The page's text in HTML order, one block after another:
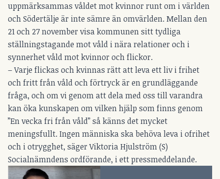
uppmärksammas våldet mot kvinnor runt om i världen
och Södertälje är inte sämre än omvärlden. Mellan den
21 och 27 november visa kommunen sitt tydliga
ställningstagande mot våld i nära relationer och i
synnerhet våld mot kvinnor och flickor.
– Varje flickas och kvinnas rätt att leva ett liv i frihet
och fritt från våld och förtryck är en grundläggande
fråga, och om vi genom att dela med oss till varandra
kan öka kunskapen om vilken hjälp som finns genom
”En vecka fri från våld” så känns det mycket
meningsfullt. Ingen människa ska behöva leva i ofrihet
och i otrygghet, säger Viktoria Hjulström (S)
Socialnämndens ordförande, i ett pressmeddelande.